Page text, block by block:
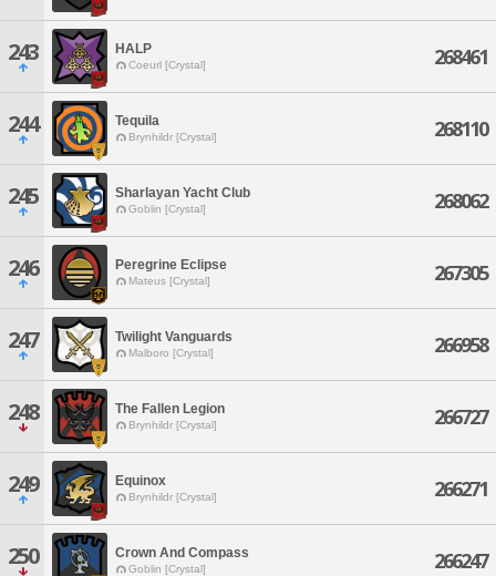
243 HALP
Coeurl [Crystal] 268461
244 Tequila
Brynhildr [Crystal] 268110
245 Sharlayan Yacht Club
Goblin [Crystal] 268062
246 Peregrine Eclipse
Mateus [Crystal] 267305
247 Twilight Vanguards
Malboro [Crystal] 266958
248 The Fallen Legion
Brynhildr [Crystal] 266727
249 Equinox
Brynhildr [Crystal] 266271
250 Crown And Compass
Goblin [Crystal] 266247